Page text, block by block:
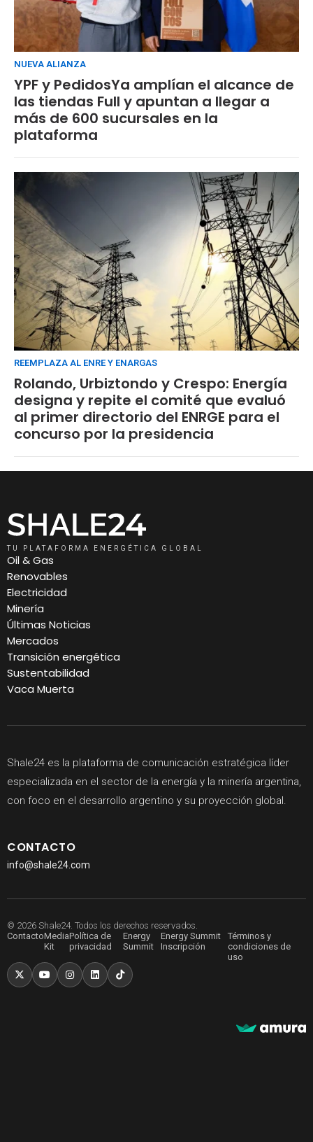
NUEVA ALIANZA
YPF y PedidosYa amplían el alcance de
las tiendas Full y apuntan a llegar a
más de 600 sucursales en la
plataforma
REEMPLAZA AL ENRE Y ENARGAS
Rolando, Urbiztondo y Crespo: Energía
designa y repite el comité que evaluó
al primer directorio del ENRGE para el
concurso por la presidencia
TU PLATAFORMA ENERGÉTICA GLOBAL
Oil & Gas
Renovables
Electricidad
Minería
Últimas Noticias
Mercados
Transición energética
Sustentabilidad
Vaca Muerta
Shale24 es la plataforma de comunicación estratégica líder
especializada en el sector de la energía y la minería argentina,
con foco en el desarrollo argentino y su proyección global.
CONTACTO
info@shale24.com
© 2026 Shale24. Todos los derechos reservados.
ContactoMedia
Kit
Política de
privacidad
Energy
Summit
Energy Summit
Inscripción
Términos y
condiciones de
uso